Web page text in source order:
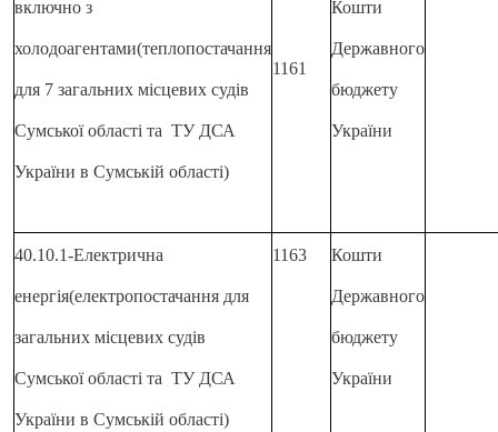
включно з
холодоагентами(теплопостачання
для 7 загальних місцевих судів
Сумської області та ТУ ДСА
України в Сумській області)
1161
Кошти
Державного
бюджету
України
40.10.1-Електрична
енергія(електропостачання для
загальних місцевих судів
Сумської області та ТУ ДСА
України в Сумській області)
1163 Кошти
Державного
бюджету
України